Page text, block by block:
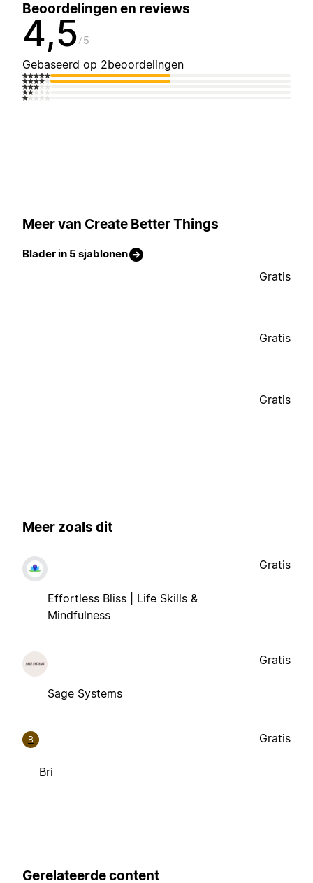
Beoordelingen en reviews
4,5 5
Gebaseerd op 2beoordelingen
Meer van Create Better Things
Blader in 5 sjablonen
Gratis
Gratis
Gratis
Meer zoals dit
Effortless Bliss | Life Skills &
Mindfulness
Gratis
Sage Systems
Gratis
B
Bri
Gratis
Gerelateerde content